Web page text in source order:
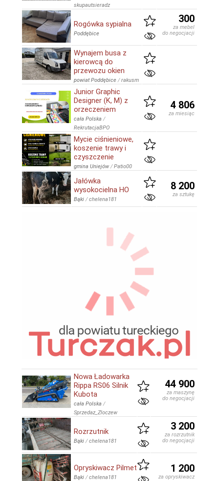
skupautsieradz
Rogówka sypialna
Poddębice
300
za mebel
do negocjacji
Wynajem busa z
kierowcą do
przewozu okien
powiat Poddębice /rakusm
Junior Graphic
Designer (K, M) z
orzeczeniem
cała Polska /
RekrutacjaBPO
4 806
za miesiąc
Mycie ciśnieniowe,
koszenie trawy i
czyszczenie
gmina Uniejów /Patio00
Jałówka
wysokocielna HO
Bąki /chelena181
8 200
za sztukę
Nowa Ładowarka
Rippa RS06 Silnik
Kubota
cała Polska /
Sprzedaz_Zloczew
44 900
za maszynę
do negocjacji
Rozrzutnik
Bąki /chelena181
3 200
za rozrzutnik
do negocjacji
Opryskiwacz Pilmet
Bąki /chelena181
1 200
za opryskiwacz